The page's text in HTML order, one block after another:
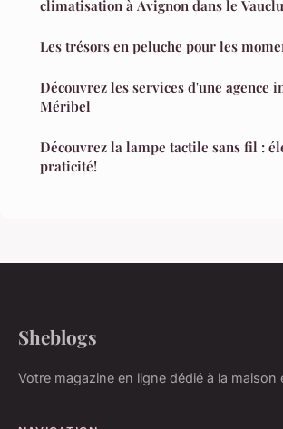
climatisation à Avignon dans le
Les trésors en peluche pour les
Découvrez les services d'une agence
Méribel
Découvrez la lampe tactile sans fil :
praticité!
Sheblogs
Votre magazine en ligne dédié à la maison